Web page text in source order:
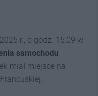
r., o godz. 15:09 w
samochodu
miał miejsce na